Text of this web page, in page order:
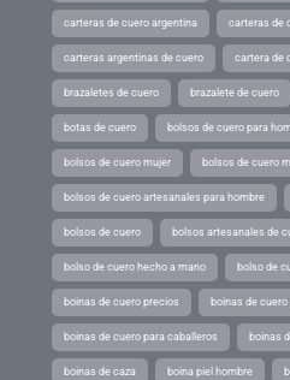
carteras de cuero argentina carteras de
carteras argentinas de cuero cartera de
brazaletes de cuero brazalete de cuero
botas de cuero bolsos de cuero para
bolsos de cuero mujer bolsos de cuero
bolsos de cuero artesanales para hombre
bolsos de cuero bolsos artesanales de
bolso de cuero hecho a mano bolso de
boinas de cuero precios boinas de
boinas de cuero para caballeros boinas
boinas de caza boina piel hombre